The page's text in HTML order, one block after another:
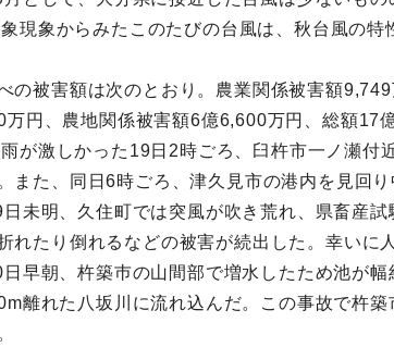
現象からみたこのたびの台風は、秋台風の特
の被害額は次のとおり。農業関係被害額
万円、農地関係被害額6億6,600万円、総額17
が激しかった19日2時ごろ、臼杵市一ノ瀬付
また、同日6時ごろ、津久見市の港内を見回
未明、久住町では突風が吹き荒れ、県畜産
れたり倒れるなどの被害が続出した。幸いに
早朝、杵築巿の山間部で増水したため池が
離れた八坂川に流れ込んだ。この事故で杵